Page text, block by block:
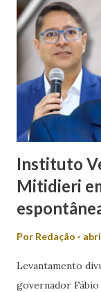
para o
de poder. “Em
misoginia e
machismo com
isso que Valmir
se a sua mulher
Instituto
Mitidieri
Por Redação
Levantamento
governador